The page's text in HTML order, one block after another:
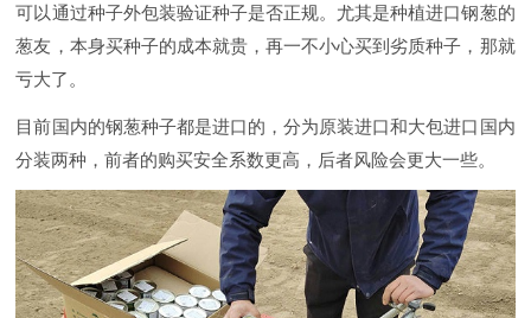
可以通过种子外包装验证种子是否正规。尤其是种植进口钢葱的
葱友，本身买种子的成本就贵，再一不小心买到劣质种子，那就
亏大了。
目前国内的钢葱种子都是进口的，分为原装进口和大包进口国内
分装两种，前者的购买安全系数更高，后者风险会更大一些。